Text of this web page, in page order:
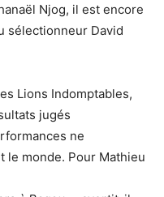
Njog, il est encore
sélectionneur David
Lions Indomptables,
jugés
ne
le monde. Pour Mathieu